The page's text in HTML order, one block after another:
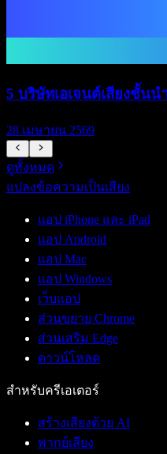
5 บริษัทเอเจนต์เสียงชั้นน
28 เมษายน 2569
ดูทั้งหมด
แปลงข้อความเป็นเสียง
แอป iPhone และ iPad
แอป Android
แอป Mac
แอป Windows
เว็บแอป
ส่วนขยาย Chrome
ส่วนเสริม Edge
ดาวน์โหลด
สำหรับครีเอเตอร์
สร้างเสียงด้วย AI
พากย์เสียง